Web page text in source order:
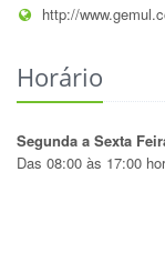
http://
Horário
Segunda a Sexta
Das 08:00 às 17:00